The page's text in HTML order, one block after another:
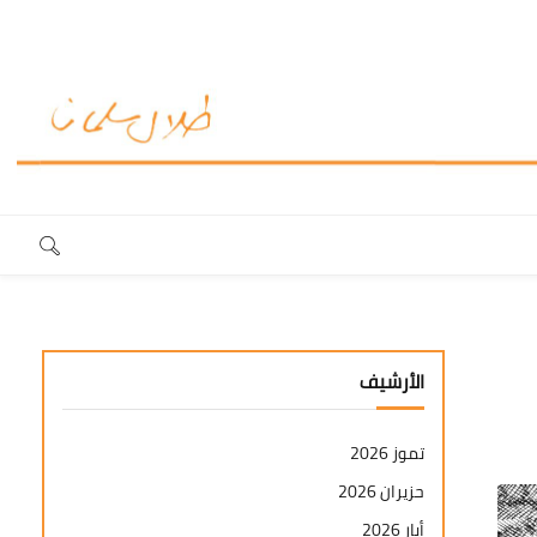
الأرشيف
تموز 2026
حزيران 2026
أيار 2026